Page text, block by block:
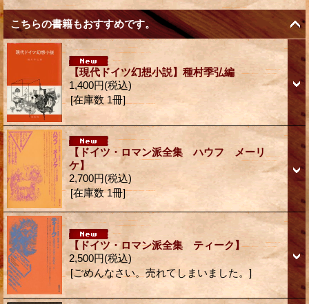
こちらの書籍もおすすめです。
【現代ドイツ幻想小説】種村季弘編
1,400円(税込)
[在庫数 1冊]
【ドイツ・ロマン派全集 ハウフ メーリ
ケ】
2,700円(税込)
[在庫数 1冊]
【ドイツ・ロマン派全集 ティーク】
2,500円(税込)
[ごめんなさい。売れてしまいました。]